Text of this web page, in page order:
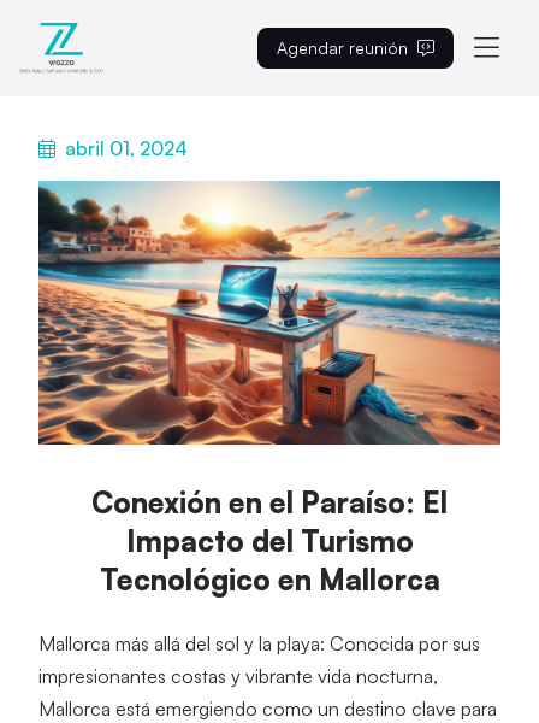
Agendar reunión
abril 01, 2024
Conexión en el Paraíso: El
Impacto del Turismo
Tecnológico en Mallorca
Mallorca más allá del sol y la playa: Conocida por sus
impresionantes costas y vibrante vida nocturna,
Mallorca está emergiendo como un destino clave para